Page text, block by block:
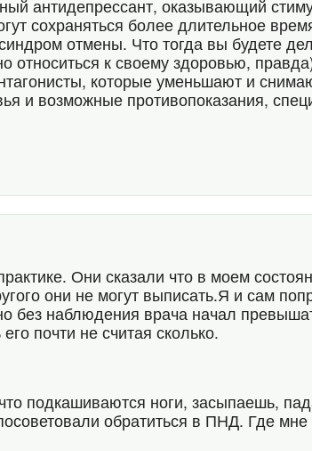
антидепрессант, оказывающий
сохраняться более длительное
отмены. Что тогда вы будете
относиться к своему здоровью,
которые уменьшают и
и возможные противопоказания,
Они сказали что в моем
они не могут выписать.Я и сам
без наблюдения врача начал
почти не считая сколько.
подкашиваются ноги, засыпаешь,
обратиться в ПНД. Где